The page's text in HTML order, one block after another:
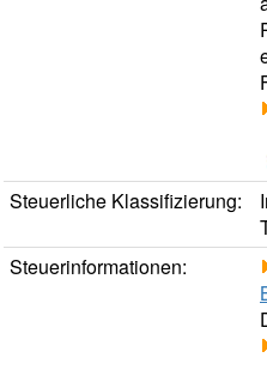
Steuerliche Klassifizierung:
Steuerinformationen: